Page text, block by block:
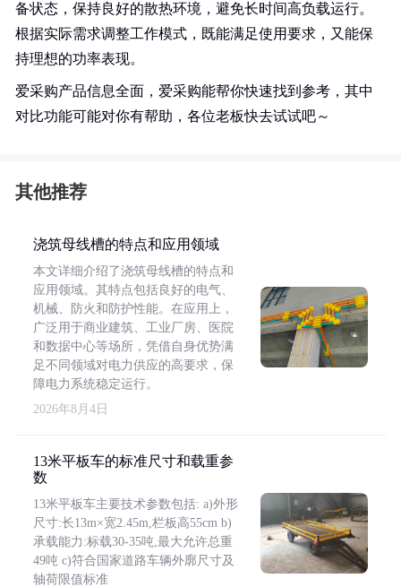
备状态，保持良好的散热环境，避免长时间高负载运行。
根据实际需求调整工作模式，既能满足使用要求，又能保
持理想的功率表现。
爱采购产品信息全面，爱采购能帮你快速找到参考，其中
对比功能可能对你有帮助，各位老板快去试试吧～
其他推荐
浇筑母线槽的特点和应用领域
本文详细介绍了浇筑母线槽的特点和
应用领域。其特点包括良好的电气、
机械、防火和防护性能。在应用上，
广泛用于商业建筑、工业厂房、医院
和数据中心等场所，凭借自身优势满
足不同领域对电力供应的高要求，保
障电力系统稳定运行。
2026年8月4日
13米平板车的标准尺寸和载重参
数
13米平板车主要技术参数包括: a)外形
尺寸:长13m×宽2.45m,栏板高55cm b)
承载能力:标载30-35吨,最大允许总重
49吨 c)符合国家道路车辆外廓尺寸及
轴荷限值标准